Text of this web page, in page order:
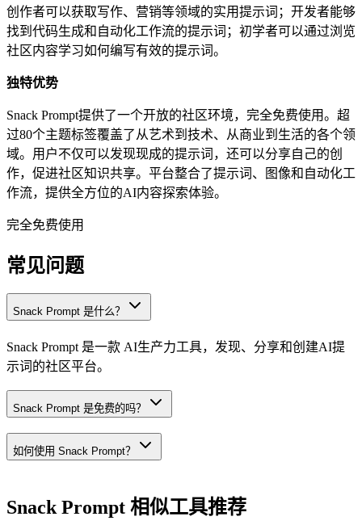
创作者可以获取写作、营销等领域的实用提示词；开发者能够
找到代码生成和自动化工作流的提示词；初学者可以通过浏览
社区内容学习如何编写有效的提示词。
独特优势
Snack Prompt提供了一个开放的社区环境，完全免费使用。超
过80个主题标签覆盖了从艺术到技术、从商业到生活的各个领
域。用户不仅可以发现现成的提示词，还可以分享自己的创
作，促进社区知识共享。平台整合了提示词、图像和自动化工
作流，提供全方位的AI内容探索体验。
完全免费使用
常见问题
Snack Prompt 是什么？
Snack Prompt 是一款 AI生产力工具，发现、分享和创建AI提
示词的社区平台。
Snack Prompt 是免费的吗？
如何使用 Snack Prompt？
Snack Prompt 相似工具推荐